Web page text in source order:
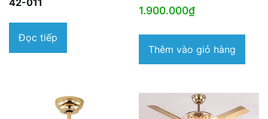
42-011
Đọc tiếp
1.900.000₫
Thêm vào giỏ hàng